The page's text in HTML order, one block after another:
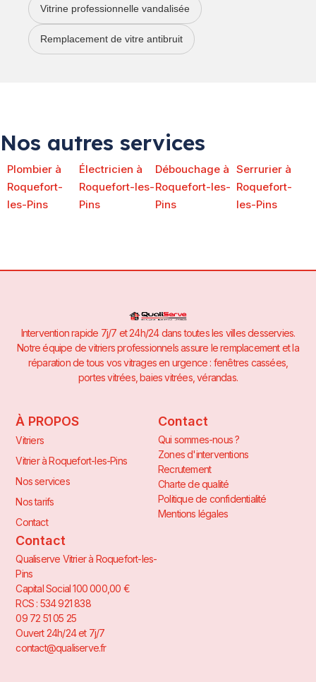
Vitrine professionnelle vandalisée
Remplacement de vitre antibruit
Nos autres services
Plombier à
Roquefort-
les-Pins
Électricien à
Roquefort-les-
Pins
Débouchage à
Roquefort-les-
Pins
Serrurier à
Roquefort-
les-Pins
Intervention rapide 7j/7 et 24h/24 dans toutes les villes desservies.
Notre équipe de vitriers professionnels assure le remplacement et la
réparation de tous vos vitrages en urgence : fenêtres cassées,
portes vitrées, baies vitrées, vérandas.
À PROPOS
Vitriers
Vitrier à Roquefort-les-Pins
Nos services
Nos tarifs
Contact
Contact
Qui sommes-nous ?
Zones d'interventions
Recrutement
Charte de qualité
Politique de confidentialité
Mentions légales
Contact
Qualiserve Vitrier à Roquefort-les-
Pins
Capital Social 100 000,00 €
RCS : 534 921 838
09 72 51 05 25
Ouvert 24h/24 et 7j/7
contact@qualiserve.fr